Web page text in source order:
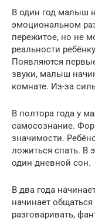
В один год малыш
эмоциональном
пережитое, но не
реальности
Появляются
звуки, малыш
комнате. Из-за
В полтора года у
самосознание.
значимости.
ложиться спать. В
один дневной сон.
В два года
начинает
разговаривать,